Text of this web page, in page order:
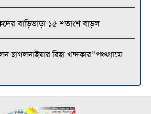
বাড়িভাড়া ১৫ শতাংশ বাড়ল
ছাগলনাইয়ার রিহা খন্দকার”পঞ্চগ্রামে